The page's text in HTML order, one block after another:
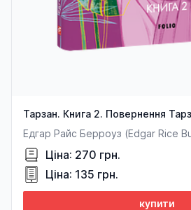
Тарзан. Книга 2. Повернення
Едгар Райс Берроуз (Edgar Rice
Ціна: 270 грн.
Ціна: 135 грн.
купити